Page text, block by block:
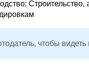
; Строительство,
чтобы